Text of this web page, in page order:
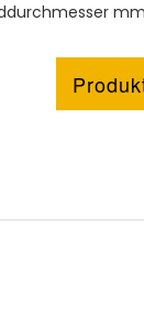
mm: Ø